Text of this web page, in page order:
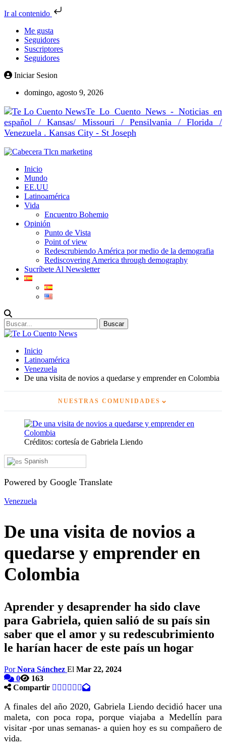
Ir al contenido
Me gusta
Seguidores
Suscriptores
Seguidores
Iniciar Sesion
domingo, agosto 9, 2026
Te Lo Cuento News - Noticias en
español / Kansas/ Missouri / Pensilvania / Florida /
Venezuela . Kansas City - St Joseph
Inicio
Mundo
EE.UU
Latinoamérica
Vida
Encuentro Bohemio
Opinión
Punto de Vista
Point of view
Redescrubiendo América por medio de la demografia
Rediscovering America through demography
Sucríbete Al Newsletter
Inicio
Latinoamérica
Venezuela
De una visita de novios a quedarse y emprender en Colombia
NUESTRAS COMUNIDADES ⌄
Créditos: cortesía de Gabriela Liendo
Spanish
Powered by Google Translate
Venezuela
De una visita de novios a
quedarse y emprender en
Colombia
Aprender y desaprender ha sido clave
para Gabriela, quien salió de su país sin
saber que el amor y su redescubrimiento
le harían hacer de este país un hogar
PorNora Sánchez El Mar 22, 2024
0
163
Compartir
A finales del año 2020, Gabriela Liendo decidió hacer una
maleta, con poca ropa, porque viajaba a Medellín para
visitar -por unas semanas- a quien hoy es su compañero de
vida.